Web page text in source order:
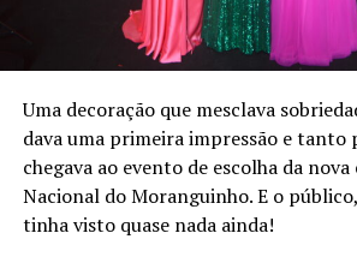
E a torrente de gotas que rolavam,
transferia para os rostos da diretora
Steffen, quando do descerro da placa
ali representava todo o esforço feito
escola, antes de pedras, fosse agora,
amor e comprometimento.
municipalidade, considerando que os
foram também em estruturas que
público.
da festa e lamentaram os números,
que a festa é patrimônio cultural
Princípio.
Uma decoração que mesclava
dava uma primeira impressão e tanto
chegava ao evento de escolha da
Nacional do Moranguinho. E o
tinha visto quase nada ainda!